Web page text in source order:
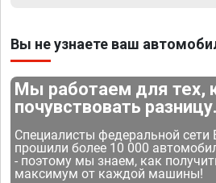
Вы не узнаете ваш
Мы работаем для тех,
почувствовать разницу.
Специалисты федеральной
прошили более 10 000
- поэтому мы знаем, как
максимум от каждой машины!